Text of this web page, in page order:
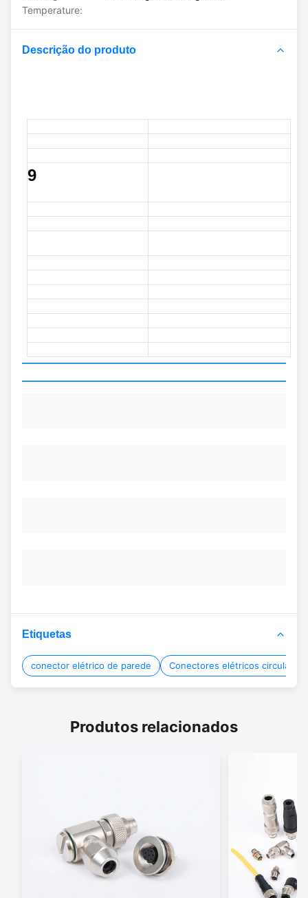
Temperature:
Descrição do produto
9
Etiquetas
conector elétrico de parede Conectores elétricos circulares
Produtos relacionados